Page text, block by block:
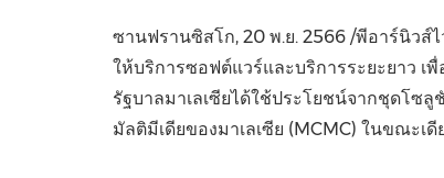
ซานฟรานซิสโก, 20 พ.ย. 2566 /พีอาร์นิวส์ไ
ให้บริการซอฟต์แวร์และบริการระยะยาว เ
รัฐบาลมาเลเซียได้ใช้ประโยชน์จากชุดโซลู
มัลติมีเดียของมาเลเซีย (MCMC) ในขณะ